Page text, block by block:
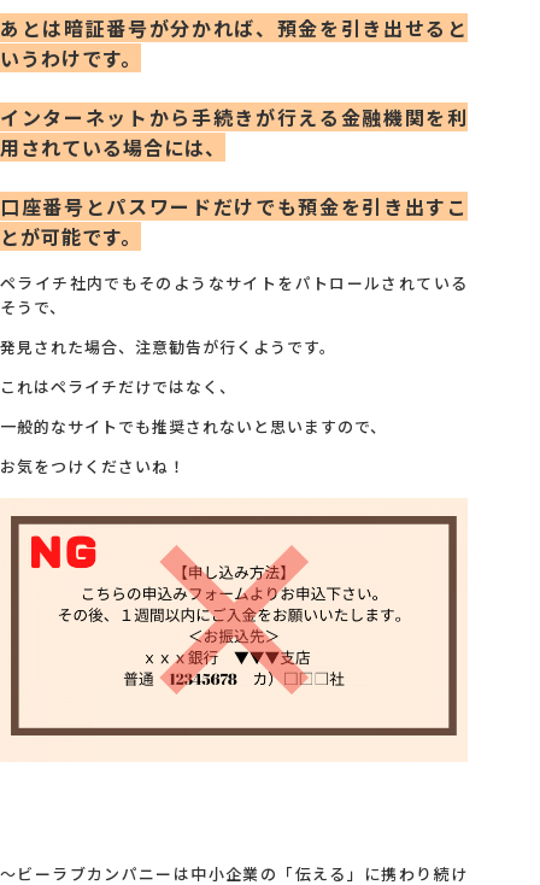
あとは暗証番号が分かれば、預金を引き出せると
いうわけです。
インターネットから手続きが行える金融機関を利
用されている場合には、
口座番号とパスワードだけでも預金を引き出すこ
とが可能です。
ペライチ社内でもそのようなサイトをパトロールされている
そうで、
発見された場合、注意勧告が行くようです。
これはペライチだけではなく、
一般的なサイトでも推奨されないと思いますので、
お気をつけくださいね！
～ビーラブカンパニーは中小企業の「伝える」に携わり続け